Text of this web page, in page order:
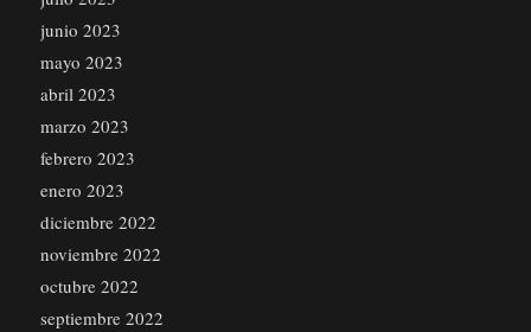
junio 2023
mayo 2023
abril 2023
marzo 2023
febrero 2023
enero 2023
diciembre 2022
noviembre 2022
octubre 2022
septiembre 2022